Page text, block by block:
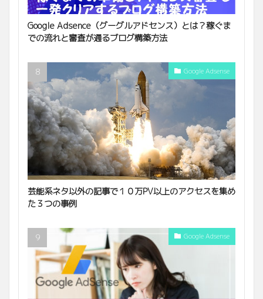
Google Adsence（グーグルアドセンス）とは？稼ぐま
での流れと審査が通るブログ構築方法
Google Adsense
芸能系ネタ以外の記事で１０万PV以上のアクセスを集め
た３つの事例
Google Adsense